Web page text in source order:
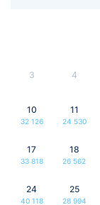
3 4
10
32 126
11
24 530
17
33 818
18
26 562
24
40 118
25
28 994